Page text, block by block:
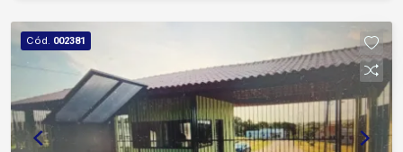
Cód. 002381